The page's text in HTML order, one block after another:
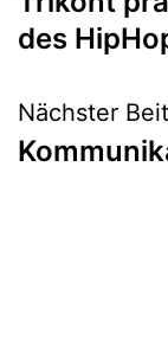
des
Nächster